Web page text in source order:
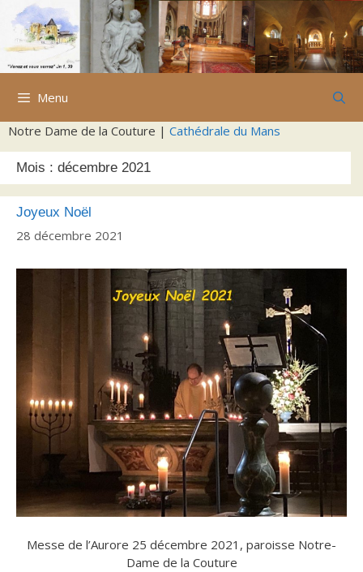
Aller
contenu
Menu
Notre Dame de la Couture | Cathédrale du Mans
Mois : décembre 2021
Joyeux Noël
28 décembre 2021
Messe de l’Aurore 25 décembre 2021, paroisse Notre-
Dame de la Couture